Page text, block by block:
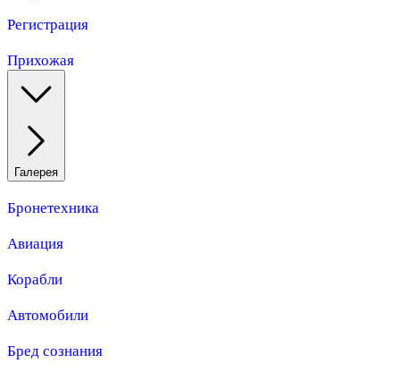
Регистрация
Прихожая
Галерея
Бронетехника
Авиация
Корабли
Автомобили
Бред сознания